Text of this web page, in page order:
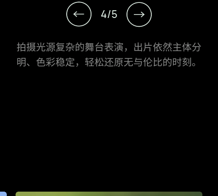
1
3
4
/5
拍摄光源复杂的舞台表演，出片依然主体分
明、色彩稳定，轻松还原无与伦比的时刻。